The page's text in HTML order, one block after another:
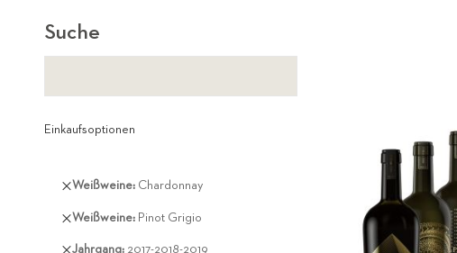
Suche
Einkaufsoptionen
Weißweine Chardonnay
Diesen
entfernen
Weißweine Pinot Grigio
Diesen
Jahrgang 2017-2018-2019
Diesen